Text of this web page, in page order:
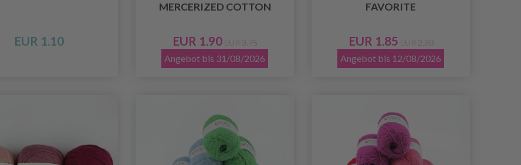
EUR 1.10
MERCERIZED COTTON
EUR 1.90 EUR 3.75
Angebot bis 31/08/2026
FAVORITE
EUR 1.85 EUR 2.30
Angebot bis 12/08/2026